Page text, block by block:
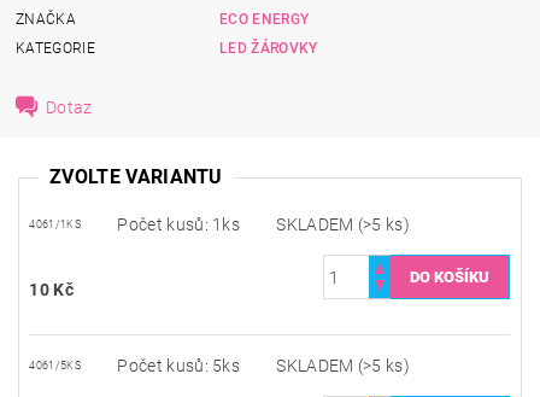
ZNAČKA
ECO ENERGY
KATEGORIE
LED ŽÁROVKY
Dotaz
ZVOLTE VARIANTU
4061/1KS Počet kusů: 1ks SKLADEM (>5 ks)
10 Kč
4061/5KS Počet kusů: 5ks SKLADEM (>5 ks)